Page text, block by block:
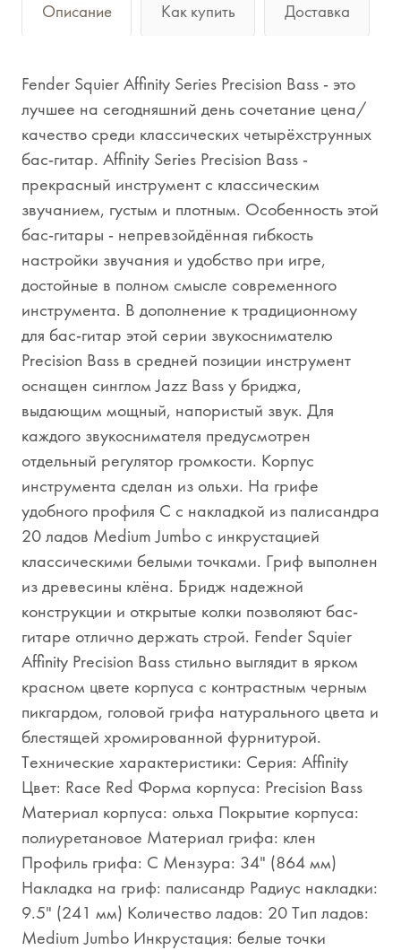
Описание Как купить Доставка
Fender Squier Affinity Series Precision Bass - это
лучшее на сегодняшний день сочетание цена/
качество среди классических четырёхструнных
бас-гитар. Affinity Series Precision Bass -
прекрасный инструмент с классическим
звучанием, густым и плотным. Особенность этой
бас-гитары - непревзойдённая гибкость
настройки звучания и удобство при игре,
достойные в полном смысле современного
инструмента. В дополнение к традиционному
для бас-гитар этой серии звукоснимателю
Precision Bass в средней позиции инструмент
оснащен синглом Jazz Bass у бриджа,
выдающим мощный, напористый звук. Для
каждого звукоснимателя предусмотрен
отдельный регулятор громкости. Корпус
инструмента сделан из ольхи. На грифе
удобного профиля С с накладкой из палисандра
20 ладов Medium Jumbo с инкрустацией
классическими белыми точками. Гриф выполнен
из древесины клёна. Бридж надежной
конструкции и открытые колки позволяют бас-
гитаре отлично держать строй. Fender Squier
Affinity Precision Bass стильно выглядит в ярком
красном цвете корпуса с контрастным черным
пикгардом, головой грифа натурального цвета и
блестящей хромированной фурнитурой.
Технические характеристики: Серия: Affinity
Цвет: Race Red Форма корпуса: Precision Bass
Материал корпуса: ольха Покрытие корпуса:
полиуретановое Материал грифа: клен
Профиль грифа: С Мензура: 34" (864 мм)
Накладка на гриф: палисандр Радиус накладки:
9.5" (241 мм) Количество ладов: 20 Тип ладов:
Medium Jumbo Инкрустация: белые точки